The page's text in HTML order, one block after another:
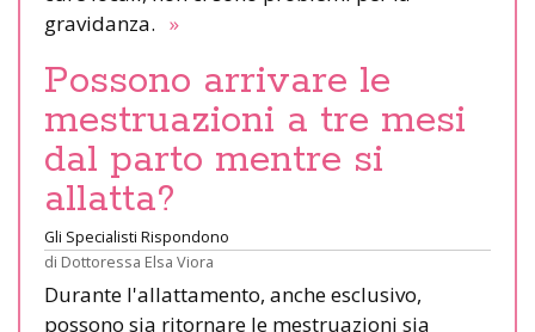
gravidanza. »
Possono arrivare le
mestruazioni a tre mesi
dal parto mentre si
allatta?
Gli Specialisti Rispondono
di Dottoressa Elsa Viora
Durante l'allattamento, anche esclusivo,
possono sia ritornare le mestruazioni sia